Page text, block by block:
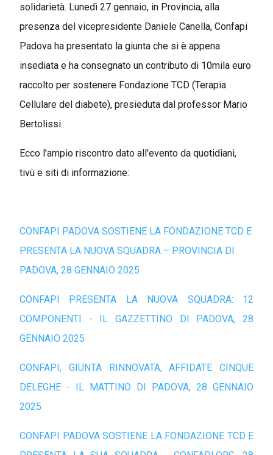
solidarietà. Lunedì 27 gennaio, in Provincia, alla
presenza del vicepresidente Daniele Canella, Confapi
Padova ha presentato la giunta che si è appena
insediata e ha consegnato un contributo di 10mila euro
raccolto per sostenere Fondazione TCD (Terapia
Cellulare del diabete), presieduta dal professor Mario
Bertolissi.
Ecco l'ampio riscontro dato all'evento da quotidiani,
tivù e siti di informazione:
CONFAPI PADOVA SOSTIENE LA FONDAZIONE TCD E
PRESENTA LA NUOVA SQUADRA – PROVINCIA DI
PADOVA, 28 GENNAIO 2025
CONFAPI PRESENTA LA NUOVA SQUADRA: 12
COMPONENTI - IL GAZZETTINO DI PADOVA, 28
GENNAIO 2025
CONFAPI, GIUNTA RINNOVATA, AFFIDATE CINQUE
DELEGHE - IL MATTINO DI PADOVA, 28 GENNAIO
2025
CONFAPI PADOVA SOSTIENE LA FONDAZIONE TCD E